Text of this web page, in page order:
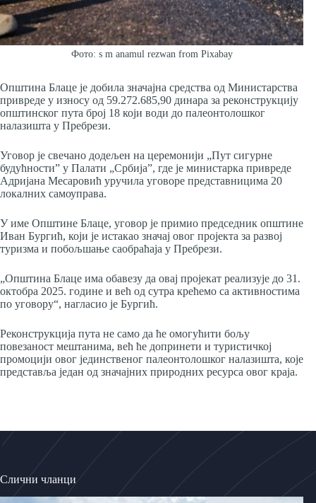
Фото: s m anamul rezwan from Pixabay
Општина Блаце је добила значајна средства од Министарства
привреде у износу од 59.272.685,90 динара за реконструкцију
општинског пута број 18 који води до палеонтолошког
налазишта у Пребрези.
Уговор је свечано додељен на церемонији „Пут сигурне
будућности” у Палати „Србија”, где је министарка привреде
Адријана Месаровић уручила уговоре представницима 20
локалних самоуправа.
У име Општине Блаце, уговор је примио председник општине
Иван Бургић, који је истакао значај овог пројекта за развој
туризма и побољшање саобраћаја у Пребрези.
„Општина Блаце има обавезу да овај пројекат реализује до 31.
октобра 2025. године и већ од сутра крећемо са активностима
по уговору“, нагласио је Бургић.
Реконструкција пута не само да ће омогућити бољу
повезаност мештанима, већ ће допринети и туристичкој
промоцији овог јединственог палеонтолошког налазишта, које
представља један од значајних природних ресурса овог краја.
Слични чланци